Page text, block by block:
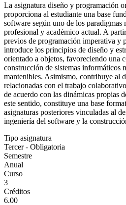
La asignatura diseño y programación
proporciona al estudiante una base
software según uno de los paradigmas
profesional y académico actual. A
previos de programación imperativa y
introduce los principios de diseño y
orientado a objetos, favoreciendo una
construcción de sistemas informáticos
mantenibles. Asimismo, contribuye al
relacionadas con el trabajo
de acuerdo con las dinámicas propias
este sentido, constituye una base
asignaturas posteriores vinculadas al
ingeniería del software y la
Tipo asignatura
Tercer - Obligatoria
Semestre
Anual
Curso
3
Créditos
6.00